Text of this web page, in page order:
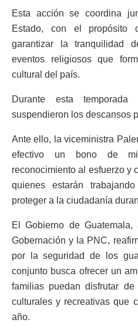
Esta acción se coordina
Estado, con el propósito
garantizar la tranquilidad
eventos religiosos que
cultural del país.
Durante esta
suspendieron los descansos
Ante ello, la viceministra
efectivo un bono de
reconocimiento al esfuerzo y
quienes estarán
proteger a la ciudadanía
El Gobierno de
Gobernación y la PNC,
por la seguridad de los
conjunto busca ofrecer un
familias puedan disfrutar
culturales y recreativas que
año.